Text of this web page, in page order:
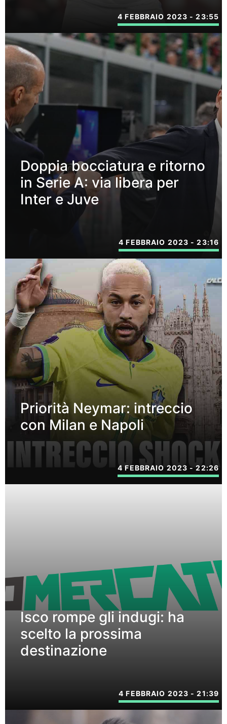
4 FEBBRAIO 2023 - 23:55
Doppia bocciatura e ritorno
in Serie A: via libera per
Inter e Juve
4 FEBBRAIO 2023 - 23:16
Priorità Neymar: intreccio
con Milan e Napoli
4 FEBBRAIO 2023 - 22:26
Isco rompe gli indugi: ha
scelto la prossima
destinazione
4 FEBBRAIO 2023 - 21:39